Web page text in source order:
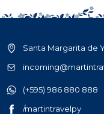
Santa Margarita de
(+595) 986 880 888
/martintravelpy